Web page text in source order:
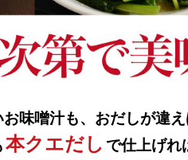
味噌汁も、おだしが違
本クエだし で仕上げれ